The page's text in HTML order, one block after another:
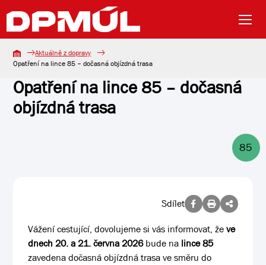
Aktuálně z dopravy
Opatření na lince 85 – dočasná objízdná trasa
Opatření na lince 85 – dočasná
objízdná trasa
85
Sdílet
Vážení cestující, dovolujeme si vás informovat, ževe
dnech 20. a 21. června 2026bude na lince 85
zavedena dočasná objízdná trasa ve směru do